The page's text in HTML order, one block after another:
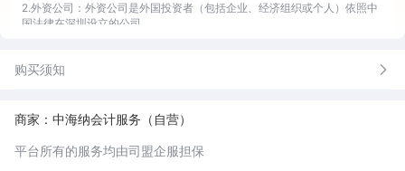
2.外资公司：外资公司是外国投资者（包括企业、经济组织或个人）依照中
国法律在深圳设立的公司。
4.可开票地址：在广州，税务部门对于企业的经营地址有严格的监管。可开
动真实、稳定，便于税务部门对企业的开票行为进行监管，防止虚开发票等
营的公司，相对成本较低。
6.小规模纳税人：小规模纳税人是指年应征增值税销售额未超过规定标准
（目前是 500 万元），并且会计核算不健全，不能正确核算增值税的销项
税额、进项税额和应纳税额的增值税纳税人。
7.一般纳税人：一般纳税人是指年应征增值税销售额超过财政部、国家税务
购买须知
商家：中海纳会计服务（自营）
平台所有的服务均由司盟企服担保